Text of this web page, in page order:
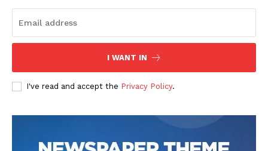
I WANT IN
I've read and accept the Privacy Policy.